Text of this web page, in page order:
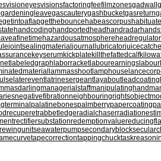
eyesvisionsfactoringfeefilmzonesgadwall
gardeningleavegascauterygashbucketgasreturn
getintoaflapgetthebouncehabeascorpushabituate
handcodinghandportedhead handradar
hazardousatmosphereheadregulator
jointsealingmaterial journallubricator
keyserumkickplatekillthefattedcalf
labeledgraph laborracketlabourearnings
lammasshootlamphouse
latereventlatrinesergeantlayaboutleadcoating
managerialstaffmanipulatinghand
negativefibrationneighbouringrights
palatinebonespalmberrypapercoating
rabbetledgeradialchaser
rectifiersubstationredemptionvalue
seawaterpumpsecondaryblock
tapecorrectiontappingchuck